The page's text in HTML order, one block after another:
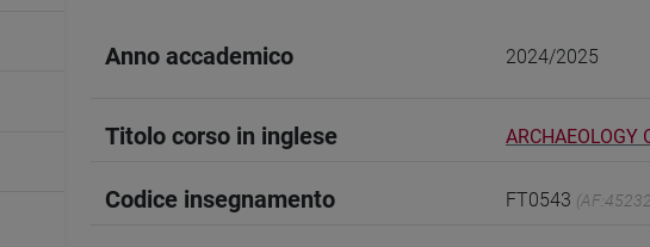
Anno accademico 2024/2025
Titolo corso in inglese ARCHAEOLOGY
Codice insegnamento FT0543